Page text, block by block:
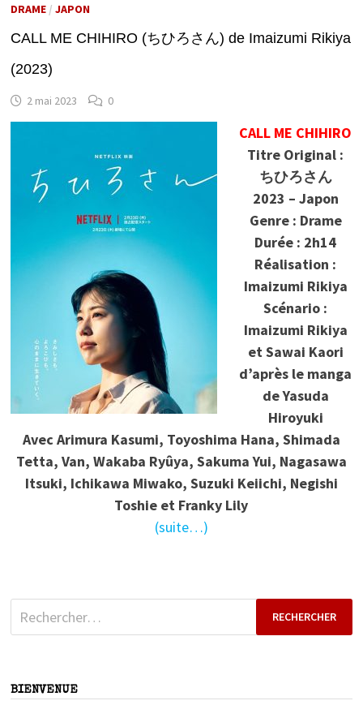
DRAME/ JAPON
CALL ME CHIHIRO (ちひろさん) de Imaizumi Rikiya
(2023)
2 mai 2023 0
CALL ME CHIHIRO
Titre Original :
ちひろさん
2023 – Japon
Genre : Drame
Durée : 2h14
Réalisation :
Imaizumi Rikiya
Scénario :
Imaizumi Rikiya
et Sawai Kaori
d’après le manga
de Yasuda
Hiroyuki
Avec Arimura Kasumi, Toyoshima Hana, Shimada
Tetta, Van, Wakaba Ryûya, Sakuma Yui, Nagasawa
Itsuki, Ichikawa Miwako, Suzuki Keiichi, Negishi
Toshie et Franky Lily
(suite…)
Rechercher :
BIENVENUE